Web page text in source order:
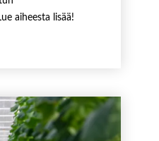
aiheesta lisää!